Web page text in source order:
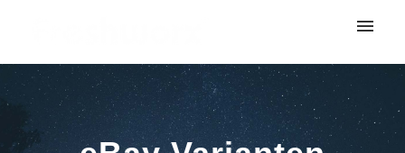
My tickets
Submit ticket